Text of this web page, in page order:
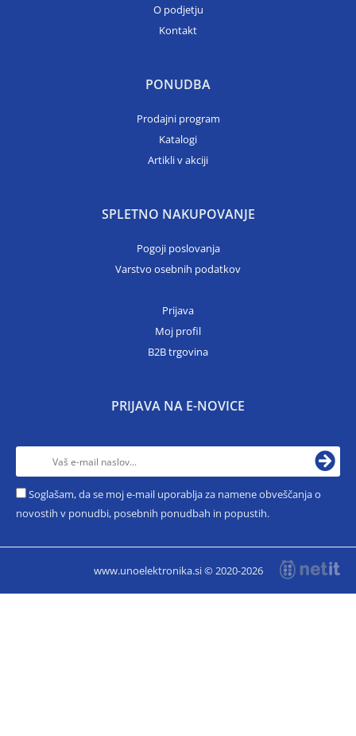
O podjetju
Kontakt
PONUDBA
Prodajni program
Katalogi
Artikli v akciji
SPLETNO NAKUPOVANJE
Pogoji poslovanja
Varstvo osebnih podatkov
Prijava
Moj profil
B2B trgovina
PRIJAVA NA E-NOVICE
Soglašam, da se moj e-mail uporablja za namene obveščanja o
novostih v ponudbi, posebnih ponudbah in popustih.
www.unoelektronika.si © 2020-2026